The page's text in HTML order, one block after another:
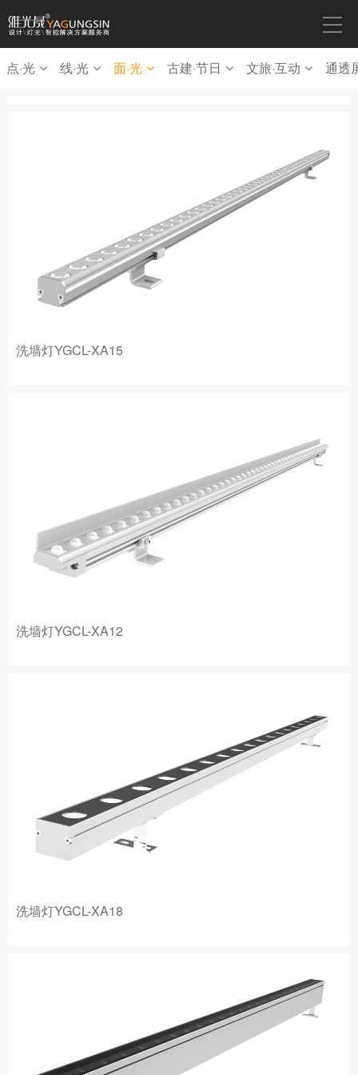
点·光 线·光 面·光 古建·节日 文旅·互动 通透
洗墙灯YGCL-XA15
洗墙灯YGCL-XA12
洗墙灯YGCL-XA18